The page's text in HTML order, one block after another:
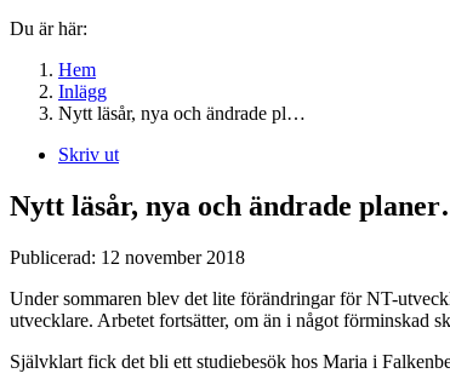
Du är här:
Hem
Inlägg
Nytt läsår, nya och ändrade pl…
Skriv ut
Nytt läsår, nya och ändrade
Publicerad: 12 november 2018
Under sommaren blev det lite förändringar för NT-
utvecklare. Arbetet fortsätter, om än i något förminskad
Självklart fick det bli ett studiebesök hos Maria i